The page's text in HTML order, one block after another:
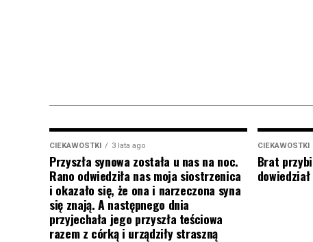
CIEKAWOSTKI 3 lata ago
Przyszła synowa została u nas na noc.
Rano odwiedziła nas moja siostrzenica
i okazało się, że ona i narzeczona syna
się znają. A następnego dnia
przyjechała jego przyszła teściowa
razem z córką i urządziły straszną
CIEKAWOSTKI
Brat